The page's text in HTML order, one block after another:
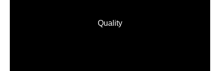
Quality